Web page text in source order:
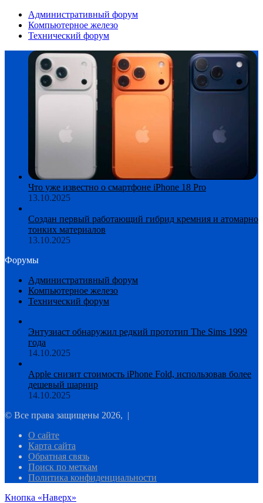
Административный форум
Компьютерное железо
Технический форум
Что уже известно о смартфоне iPhone 18 Pro
13.10.2025
Создан первый работающий гибрид кремния и атомарно
тонких материалов
13.10.2025
Форумы
Административный форум
Компьютерное железо
Технический форум
Энтузиаст обнаружил редкий прототип The Sims 1999
года
14.10.2025
Apple снизит стоимость iPhone Fold, использовав более
дешевый шарнир
14.10.2025
© Все права защищены 2026, |
О сайте
Карта сайта
Обратная связь
Поиск по меткам
Политика конфиденциальности
Кнопка «Наверх»